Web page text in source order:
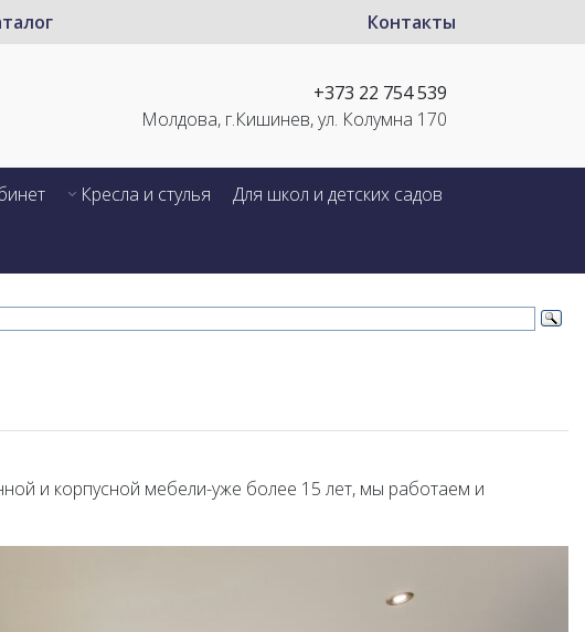
Контакты
+373 22 754 539
Молдова, г.Кишинев, ул. Колумна 170
Кресла и стулья Для школ и детских садов
и корпусной мебели-уже более 15 лет, мы работаем и